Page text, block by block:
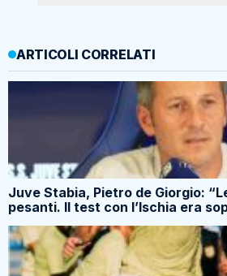
ARTICOLI CORRELATI
Juve Stabia, Pietro de Giorgio:
pesanti. Il test con l’Ischia era